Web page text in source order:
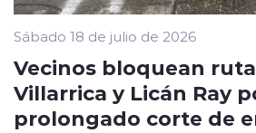
Sábado 18 de julio de 2026
Vecinos bloquean
Villarrica y Licán Ray
prolongado corte de